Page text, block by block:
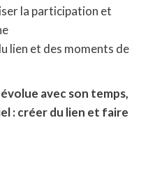
la participation et
lien et des moments de
évolue avec son temps,
: créer du lien et faire